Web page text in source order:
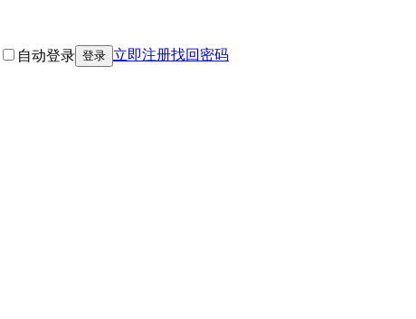
自动登录 登录 立即注册找回密码